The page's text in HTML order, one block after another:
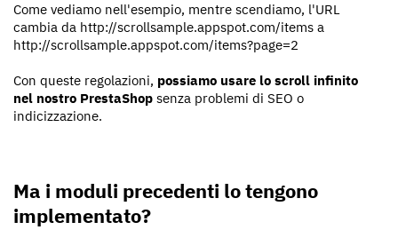
Come vediamo nell'esempio, mentre scendiamo, l'URL
cambia da http://scrollsample.appspot.com/items a
http://scrollsample.appspot.com/items?page=2
Con queste regolazioni, possiamo usare lo scroll infinito
nel nostro PrestaShop senza problemi di SEO o
indicizzazione.
Ma i moduli precedenti lo tengono
implementato?